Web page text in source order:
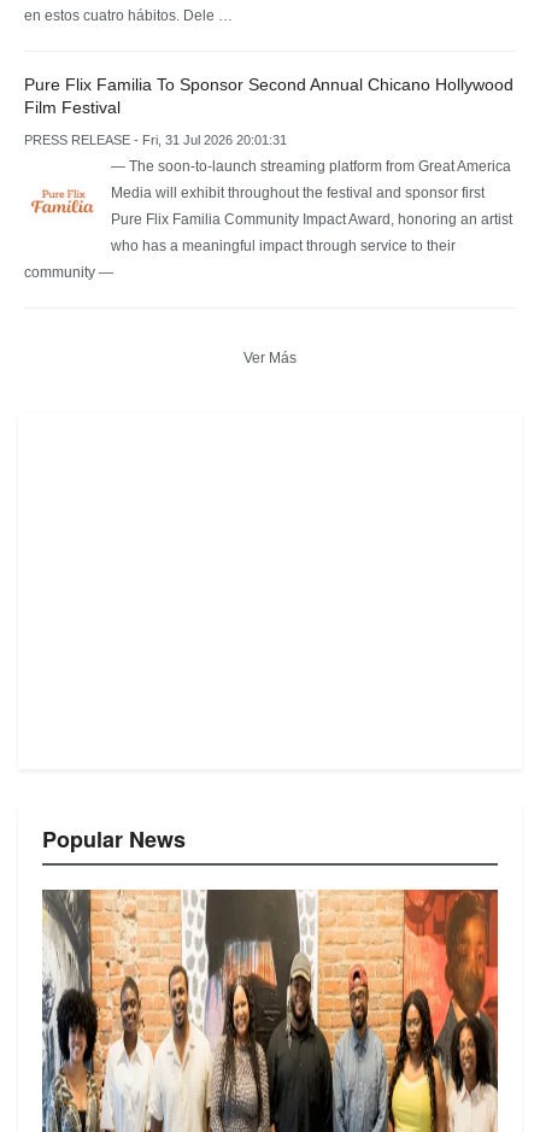
en estos cuatro hábitos. Dele …
Pure Flix Familia To Sponsor Second Annual Chicano Hollywood
Film Festival
PRESS RELEASE - Fri, 31 Jul 2026 20:01:31
— The soon-to-launch streaming platform from Great America
Media will exhibit throughout the festival and sponsor first
Pure Flix Familia Community Impact Award, honoring an artist
who has a meaningful impact through service to their
community —
Ver Más
Popular News